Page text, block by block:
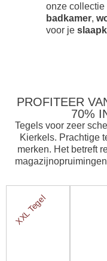
onze collectie
badkamer,
voor je
PROFITEER
70%
Tegels voor zeer
Kierkels. Prachtige
merken. Het betreft
XXL Tegel